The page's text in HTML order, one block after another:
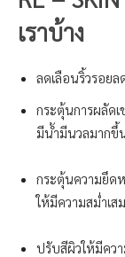
เราบ้าง
ลดเลือนริ้วรอย
กระตุ้นการผลัด
มีน้ำมีนวลมากขึ้
กระตุ้นความยึด
ให้มีความสม่ำเส
ปรับสีผิวให้มีคว